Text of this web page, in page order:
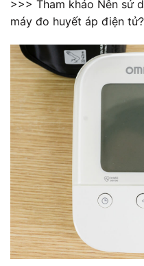
>>> Tham khảo Nên sử
máy đo huyết áp điện tử?